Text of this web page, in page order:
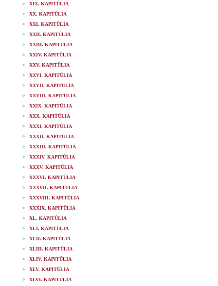
XIX. KAPITÜLIA
XX. KAPITÜLIA
XXI. KAPITÜLIA
XXII. KAPITÜLIA
XXIII. KAPITÜLIA
XXIV. KAPITÜLIA
XXV. KAPITÜLIA
XXVI. KAPITÜLIA
XXVII. KAPITÜLIA
XXVIII. KAPITÜLIA
XXIX. KAPITÜLIA
XXX. KAPITÜLIA
XXXI. KAPITÜLIA
XXXII. KAPITÜLIA
XXXIII. KAPITÜLIA
XXXIV. KAPITÜLIA
XXXV. KAPITÜLIA
XXXVI. KAPITÜLIA
XXXVII. KAPITÜLIA
XXXVIII. KAPITÜLIA
XXXIX. KAPITÜLIA
XL. KAPITÜLIA
XLI. KAPITÜLIA
XLII. KAPITÜLIA
XLIII. KAPITÜLIA
XLIV. KAPITÜLIA
XLV. KAPITÜLIA
XLVI. KAPITÜLIA